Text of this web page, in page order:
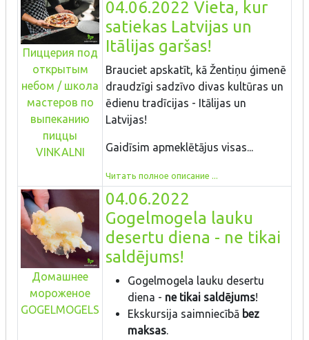
Пиццерия под
открытым
небом / школа
мастеров по
выпеканию
пиццы
VINKALNI
04.06.2022 Vieta, kur
satiekas Latvijas un
Itālijas garšas!
Brauciet apskatīt, kā Žentiņu ģimenē
draudzīgi sadzīvo divas kultūras un
ēdienu tradīcijas - Itālijas un
Latvijas!
Gaidīsim apmeklētājus visas...
Читать полное описание ...
Домашнее
мороженое
GOGELMOGELS
04.06.2022
Gogelmogela lauku
desertu diena - ne tikai
saldējums!
Gogelmogela lauku desertu
diena - ne tikai saldējums!
Ekskursija saimniecībā bez
maksas.